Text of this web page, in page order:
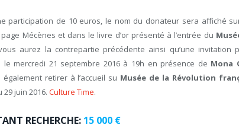
participation de 10 euros, le nom du donateur sera affiché
Mécènes et dans le livre d’or présenté à l’entrée du
aurez la contrepartie précédente ainsi qu’une invitation
le mercredi 21 septembre 2016 à 19h en présence de Mona
également retirer à l’accueil su Musée de la Révolution
29 juin 2016. Culture Time.
RECHERCHE: 15 000 €